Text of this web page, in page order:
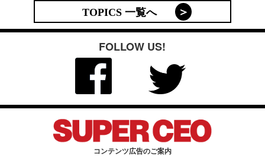
TOPICS 一覧へ
FOLLOW US!
コンテンツ広告のご案内